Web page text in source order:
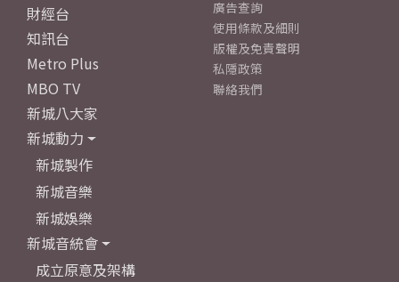
財經台
知訊台
Metro Plus
MBO TV
新城八大家
新城動力
新城製作
新城音樂
新城娛樂
新城音統會
成立原意及架構
廣告查詢
使用條款及細則
版權及免責聲明
私隱政策
聯絡我們